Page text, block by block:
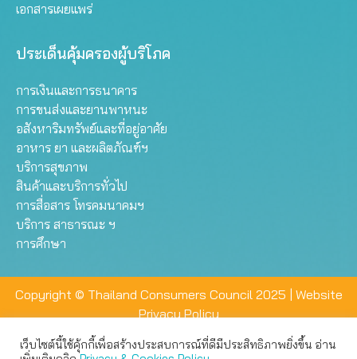
เอกสารเผยแพร่
ประเด็นคุ้มครองผู้บริโภค
การเงินและการธนาคาร
การขนส่งและยานพาหนะ
อสังหาริมทรัพย์และที่อยู่อาศัย
อาหาร ยา และผลิตภัณฑ์ฯ
บริการสุขภาพ
สินค้าและบริการทั่วไป
การสื่อสาร โทรคมนาคมฯ
บริการ สาธารณะ ฯ
การศึกษา
Copyright © Thailand Consumers Council 2025 | Website
Privacy Policy
เว็บไซต์นี้ใช้คุ้กกี้เพื่อสร้างประสบการณ์ที่ดีมีประสิทธิภาพยิ่งขึ้น อ่าน
เว็บไซต์นี้ใช้คุกกี้เพื่อมอบประสบการณ์การใช้งานที่ดีให้แก่ท่าน คุณ